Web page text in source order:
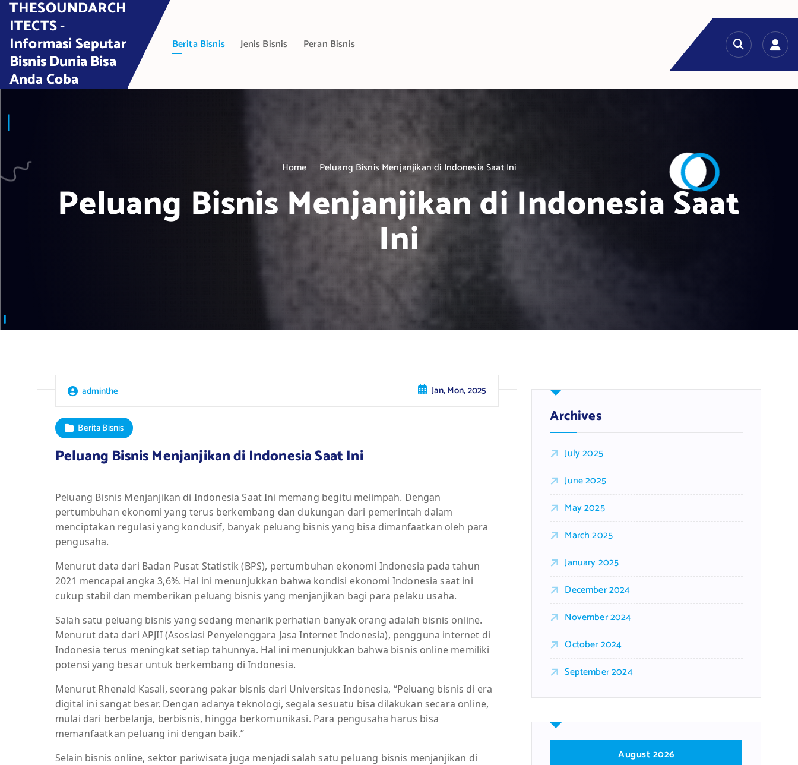
THESOUNDARCH
ITECTS -
Informasi Seputar
Bisnis Dunia Bisa
Anda Coba
Berita Bisnis Jenis Bisnis Peran Bisnis
Home Peluang Bisnis Menjanjikan di Indonesia Saat Ini
Peluang Bisnis Menjanjikan di Indonesia Saat
Ini
adminthe Jan, Mon, 2025
Berita Bisnis
Peluang Bisnis Menjanjikan di Indonesia Saat Ini
Peluang Bisnis Menjanjikan di Indonesia Saat Ini memang begitu melimpah. Dengan
pertumbuhan ekonomi yang terus berkembang dan dukungan dari pemerintah dalam
menciptakan regulasi yang kondusif, banyak peluang bisnis yang bisa dimanfaatkan oleh para
pengusaha.
Menurut data dari Badan Pusat Statistik (BPS), pertumbuhan ekonomi Indonesia pada tahun
2021 mencapai angka 3,6%. Hal ini menunjukkan bahwa kondisi ekonomi Indonesia saat ini
cukup stabil dan memberikan peluang bisnis yang menjanjikan bagi para pelaku usaha.
Salah satu peluang bisnis yang sedang menarik perhatian banyak orang adalah bisnis online.
Menurut data dari APJII (Asosiasi Penyelenggara Jasa Internet Indonesia), pengguna internet di
Indonesia terus meningkat setiap tahunnya. Hal ini menunjukkan bahwa bisnis online memiliki
potensi yang besar untuk berkembang di Indonesia.
Menurut Rhenald Kasali, seorang pakar bisnis dari Universitas Indonesia, “Peluang bisnis di era
digital ini sangat besar. Dengan adanya teknologi, segala sesuatu bisa dilakukan secara online,
mulai dari berbelanja, berbisnis, hingga berkomunikasi. Para pengusaha harus bisa
memanfaatkan peluang ini dengan baik.”
Selain bisnis online, sektor pariwisata juga menjadi salah satu peluang bisnis menjanjikan di
Archives
July 2025
June 2025
May 2025
March 2025
January 2025
December 2024
November 2024
October 2024
September 2024
August 2026